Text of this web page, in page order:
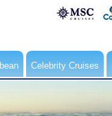
Celebrity Cruises